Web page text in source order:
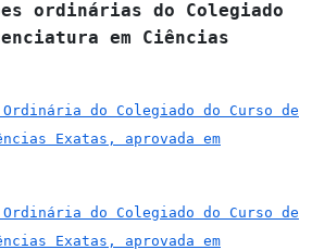
ordinárias do Colegiado
em Ciências
do Colegiado do Curso de
Exatas, aprovada em
do Colegiado do Curso de
Exatas, aprovada em